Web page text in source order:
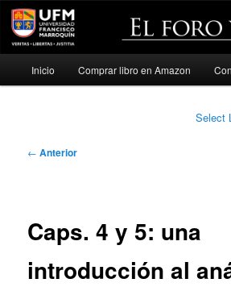
Ir
Inicio Comprar libro en Amazon
Select
Navegación
← Anterior
Caps. 4 y 5: una
introducción al